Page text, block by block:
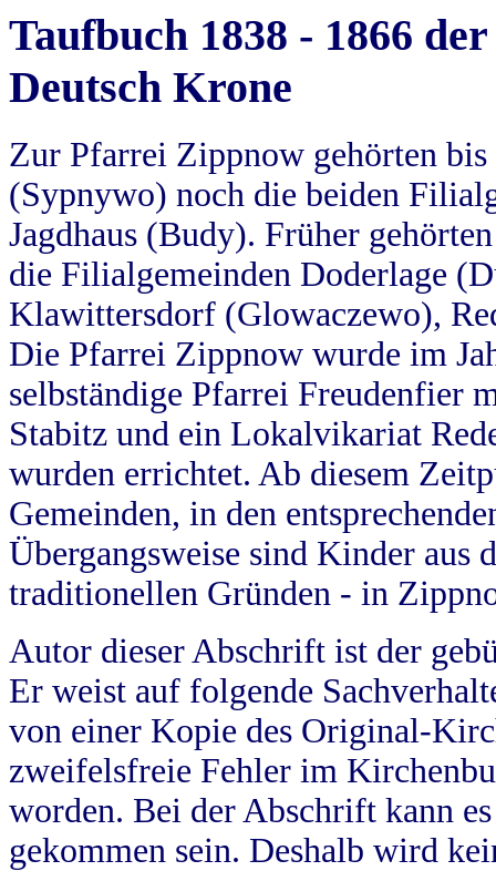
Taufbuch 1838 - 1866
Deutsch Krone
Zur Pfarrei Zippnow gehörten
(Sypnywo) noch die beiden
Jagdhaus (Budy). Früher
die Filialgemeinden Doderlage
Klawittersdorf (Glowaczewo),
Die Pfarrei Zippnow wurde im
selbständige Pfarrei Freudenfier
Stabitz und ein Lokalvikariat
wurden errichtet. Ab diesem
Gemeinden, in den
Übergangsweise sind Kinder aus
traditionellen Gründen - in
Autor dieser Abschrift ist der
Er weist auf folgende
von einer Kopie des Original-
zweifelsfreie Fehler im
worden. Bei der Abschrift kann
gekommen sein. Deshalb wird